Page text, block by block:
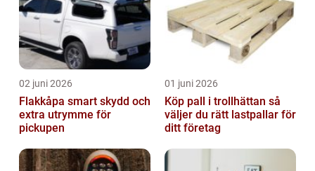
02 juni 2026
Flakkåpa smart skydd och
extra utrymme för
pickupen
01 juni 2026
Köp pall i trollhättan så
väljer du rätt lastpallar för
ditt företag